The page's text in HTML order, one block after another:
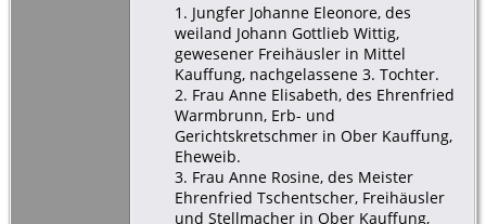
1. Jungfer Johanne Eleonore, des
weiland Johann Gottlieb Wittig,
gewesener Freihäusler in Mittel
Kauffung, nachgelassene 3. Tochter.
2. Frau Anne Elisabeth, des Ehrenfried
Warmbrunn, Erb- und
Gerichtskretschmer in Ober Kauffung,
Eheweib.
3. Frau Anne Rosine, des Meister
Ehrenfried Tschentscher, Freihäusler
und Stellmacher in Ober Kauffung,